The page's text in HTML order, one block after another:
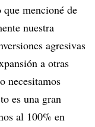
mencioné de
nuestra
agresivas
a otras
necesitamos
es una gran
al 100% en